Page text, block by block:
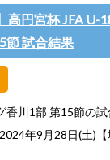
高円宮杯 JFA U-
節 試合結果
香川1部 第15節の
年9月28日(土)